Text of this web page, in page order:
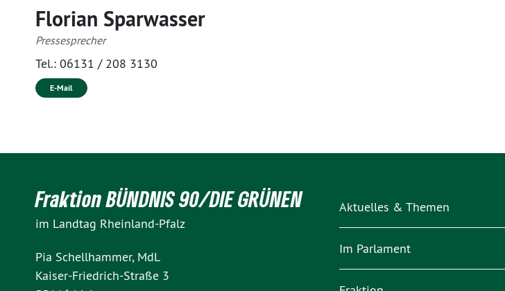
Florian Sparwasser
Pressesprecher
Tel.: 06131 / 208 3130
E-Mail
Fraktion BÜNDNIS 90/DIE GRÜNEN
im Landtag Rheinland-Pfalz
Pia Schellhammer, MdL
Kaiser-Friedrich-Straße 3
Aktuelles & Themen
Im Parlament